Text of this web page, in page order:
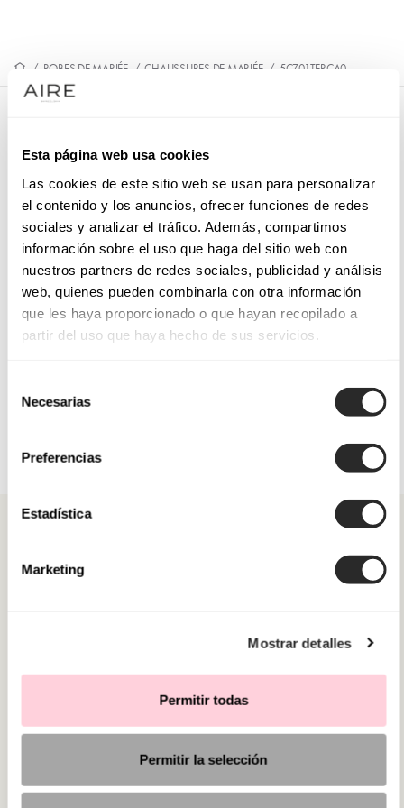
Esta página web usa cookies
Las cookies de este sitio web se usan para personalizar
el contenido y los anuncios, ofrecer funciones de redes
sociales y analizar el tráfico. Además, compartimos
información sobre el uso que haga del sitio web con
nuestros partners de redes sociales, publicidad y análisis
web, quienes pueden combinarla con otra información
que les haya proporcionado o que hayan recopilado a
partir del uso que haya hecho de sus servicios.
Necesarias
Preferencias
Estadística
Marketing
Mostrar detalles
Permitir todas
Permitir la selección
/ ROBES DE MARIÉE / CHAUSSURES DE MARIÉE / 5CZ01TERCA0
Sandale de mariée en velours. Avec plateforme, talon haut et
boucle ronde recouverte.
PRENEZ RENDEZ-VOUS
BESOIN D'AIDE ?
POINT DE VENTE